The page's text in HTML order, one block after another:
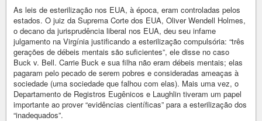
As leis de esterilização nos EUA, à época, eram controladas pelos
estados. O juiz da Suprema Corte dos EUA, Oliver Wendell Holmes,
o decano da jurisprudência liberal nos EUA, deu seu infame
julgamento na Virgínia justificando a esterilização compulsória: “três
gerações de débeis mentais são suficientes”, ele disse no caso
Buck v. Bell. Carrie Buck e sua filha não eram débeis mentais; elas
pagaram pelo pecado de serem pobres e consideradas ameaças à
sociedade (uma sociedade que falhou com elas). Mais uma vez, o
Departamento de Registros Eugênicos e Laughlin tiveram um papel
importante ao prover “evidências científicas” para a esterilização dos
“inadequados”.